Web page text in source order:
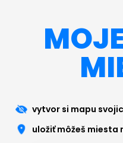
vytvor si mapu
uložiť môžeš miesta